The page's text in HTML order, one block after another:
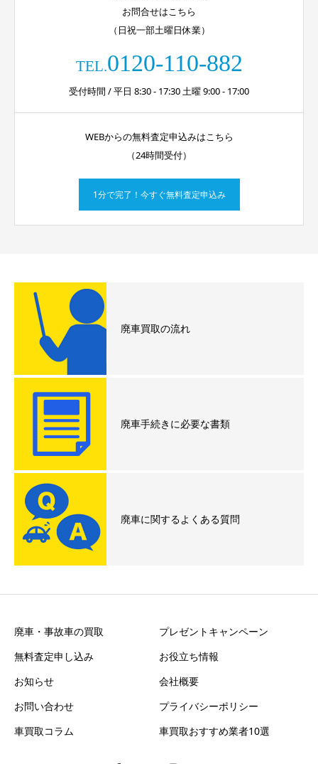
お問合せはこちら
（日祝一部土曜日休業）
TEL.0120-110-882
受付時間 / 平日 8:30 - 17:30 土曜 9:00 - 17:00
WEBからの無料査定申込みはこちら
（24時間受付）
1分で完了！今すぐ無料査定申込み
廃車買取の流れ
廃車手続きに必要な書類
廃車に関するよくある質問
廃車・事故車の買取
プレゼントキャンペーン
無料査定申し込み
お役立ち情報
お知らせ
会社概要
お問い合わせ
プライバシーポリシー
車買取コラム
車買取おすすめ業者10選